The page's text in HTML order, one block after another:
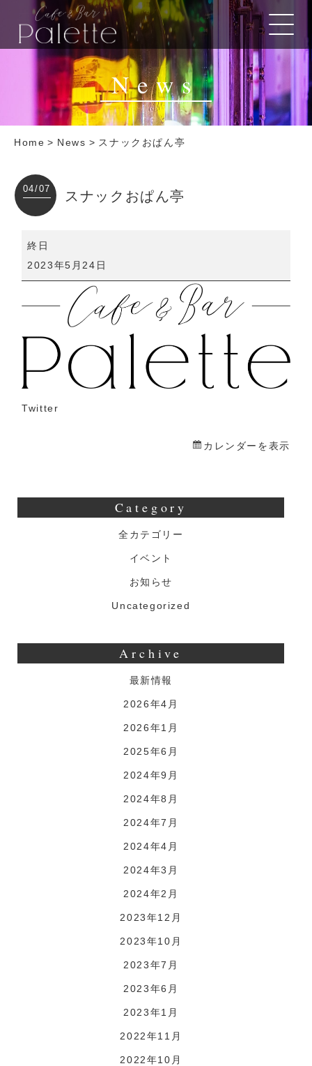
News
Home > News > スナックおぱん亭
04/07 スナックおぱん亭
ス
ッ
ぱ
終日
2023年5月24日
Twitter
カレンダーを表示
Category
全カテゴリー
イベント
お知らせ
Uncategorized
Archive
最新情報
2026年4月
2026年1月
2025年6月
2024年9月
2024年8月
2024年7月
2024年4月
2024年3月
2024年2月
2023年12月
2023年10月
2023年7月
2023年6月
2023年1月
2022年11月
2022年10月